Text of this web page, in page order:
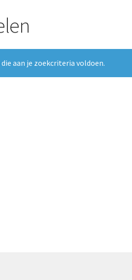
aan je zoekcriteria voldoen.